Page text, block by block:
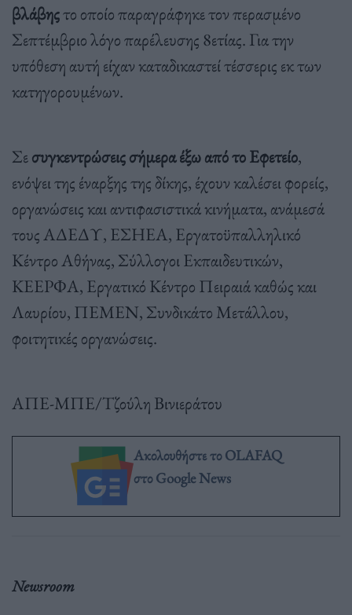
βλάβηςτο οποίο παραγράφηκε τον περασμένο
Σεπτέμβριο λόγο παρέλευσης 8ετίας. Για την
υπόθεση αυτή είχαν καταδικαστεί τέσσερις εκ των
κατηγορουμένων.
Σεσυγκεντρώσεις σήμερα έξω από το Εφετείο,
ενόψει της έναρξης της δίκης, έχουν καλέσει φορείς,
οργανώσεις και αντιφασιστικά κινήματα, ανάμεσά
τους ΑΔΕΔΥ, ΕΣΗΕΑ, Εργατοϋπαλληλικό
Κέντρο Αθήνας, Σύλλογοι Εκπαιδευτικών,
ΚΕΕΡΦΑ, Εργατικό Κέντρο Πειραιά καθώς και
Λαυρίου, ΠΕΜΕΝ, Συνδικάτο Μετάλλου,
φοιτητικές οργανώσεις.
ΑΠΕ-ΜΠΕ/Τζούλη Βινιεράτου
Ακολουθήστε το OLAFAQ
στο Google News
Newsroom